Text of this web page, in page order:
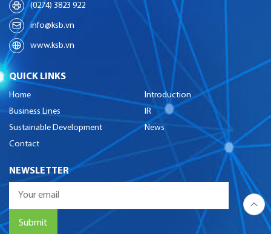
(0274) 3823 922
info@ksb.vn
www.ksb.vn
QUICK LINKS
Home
Introduction
Business Lines
IR
Sustainable Development
News
Contact
NEWSLETTER